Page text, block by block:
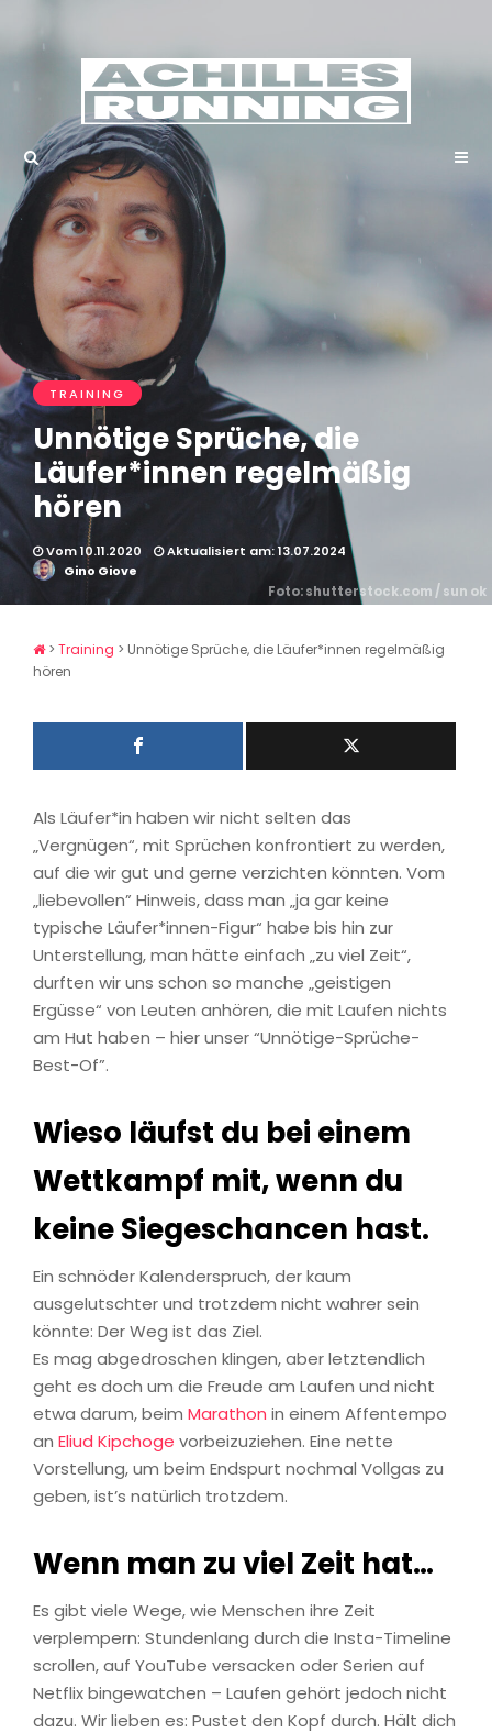
TRAINING
Unnötige Sprüche, die
Läufer*innen regelmäßig
hören
Vom 10.11.2020
Aktualisiert am: 13.07.2024
Gino Giove
Foto: shutterstock.com / sun ok
> Training > Unnötige Sprüche, die Läufer*innen regelmäßig
hören
Als Läufer*in haben wir nicht selten das
„Vergnügen“, mit Sprüchen konfrontiert zu werden,
auf die wir gut und gerne verzichten könnten. Vom
„liebevollen” Hinweis, dass man „ja gar keine
typische Läufer*innen-Figur“ habe bis hin zur
Unterstellung, man hätte einfach „zu viel Zeit“,
durften wir uns schon so manche „geistigen
Ergüsse“ von Leuten anhören, die mit Laufen nichts
am Hut haben – hier unser “Unnötige-Sprüche-
Best-Of”.
Wieso läufst du bei einem
Wettkampf mit, wenn du
keine Siegeschancen hast.
Ein schnöder Kalenderspruch, der kaum
ausgelutschter und trotzdem nicht wahrer sein
könnte: Der Weg ist das Ziel.
Es mag abgedroschen klingen, aber letztendlich
geht es doch um die Freude am Laufen und nicht
etwa darum, beim Marathon in einem Affentempo
an Eliud Kipchoge vorbeizuziehen. Eine nette
Vorstellung, um beim Endspurt nochmal Vollgas zu
geben, ist’s natürlich trotzdem.
Wenn man zu viel Zeit hat…
Es gibt viele Wege, wie Menschen ihre Zeit
verplempern: Stundenlang durch die Insta-Timeline
scrollen, auf YouTube versacken oder Serien auf
Netflix bingewatchen – Laufen gehört jedoch nicht
dazu. Wir lieben es: Pustet den Kopf durch. Hält dich